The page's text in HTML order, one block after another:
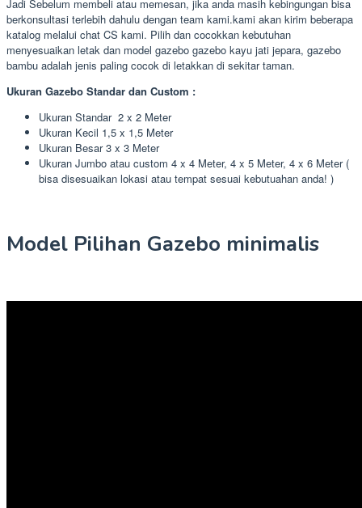
Jadi Sebelum membeli atau memesan, jika anda masih kebingungan bisa
berkonsultasi terlebih dahulu dengan team kami.kami akan kirim beberapa
katalog melalui chat CS kami. Pilih dan cocokkan kebutuhan
menyesuaikan letak dan model gazebo gazebo kayu jati jepara, gazebo
bambu adalah jenis paling cocok di letakkan di sekitar taman.
Ukuran Gazebo Standar dan Custom :
Ukuran Standar 2 x 2 Meter
Ukuran Kecil 1,5 x 1,5 Meter
Ukuran Besar 3 x 3 Meter
Ukuran Jumbo atau custom 4 x 4 Meter, 4 x 5 Meter, 4 x 6 Meter (
bisa disesuaikan lokasi atau tempat sesuai kebutuahan anda! )
Model Pilihan Gazebo minimalis